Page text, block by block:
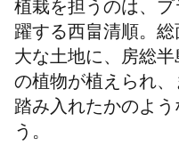
植栽を担うのは、
躍する西畠清順。
大な土地に、房総
の植物が植えられ
踏み入れたかのよ
う。